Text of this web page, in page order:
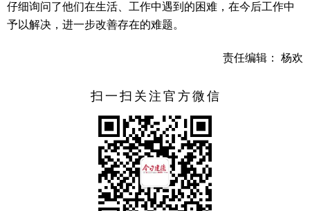
仔细询问了他们在生活、工作中遇到的困难，在今后工作中
予以解决，进一步改善存在的难题。
责任编辑： 杨欢
扫一扫关注官方微信